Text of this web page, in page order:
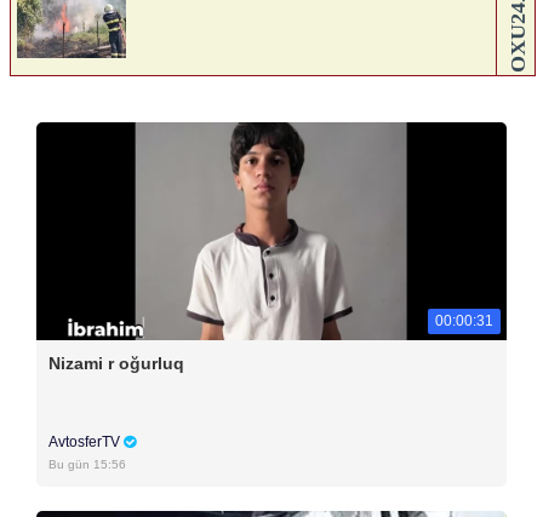
00:00:31
Nizami r oğurluq
AvtosferTV
Bu gün 15:56